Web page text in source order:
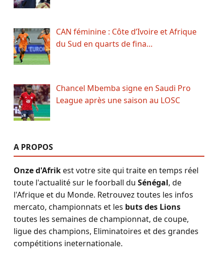
CAN féminine : Côte d’Ivoire et Afrique
du Sud en quarts de fina…
Chancel Mbemba signe en Saudi Pro
League après une saison au LOSC
A PROPOS
Onze d'Afrikest votre site qui traite en temps réel
toute l'actualité sur le foorball du Sénégal, de
l'Afrique et du Monde. Retrouvez toutes les infos
mercato, championnats et les buts des Lions
toutes les semaines de championnat, de coupe,
ligue des champions, Eliminatoires et des grandes
compétitions ineternationale.